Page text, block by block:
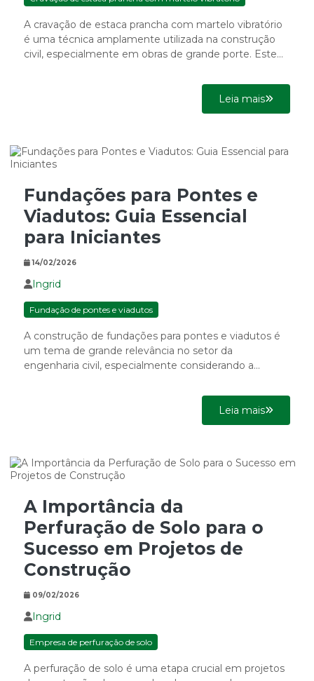
A cravação de estaca prancha com martelo vibratório
é uma técnica amplamente utilizada na construção
civil, especialmente em obras de grande porte. Este
Leia mais
Fundações para Pontes e
Viadutos: Guia Essencial
para Iniciantes
14/02/2026
Ingrid
Fundação de pontes e viadutos
A construção de fundações para pontes e viadutos é
um tema de grande relevância no setor da
engenharia civil, especialmente considerando a
Leia mais
A Importância da
Perfuração de Solo para o
Sucesso em Projetos de
Construção
09/02/2026
Ingrid
Empresa de perfuração de solo
A perfuração de solo é uma etapa crucial em projetos